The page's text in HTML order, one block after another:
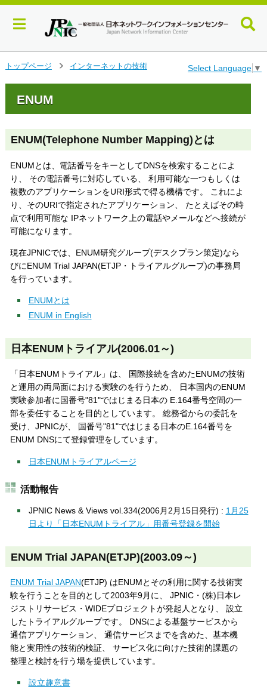
ン
ツ
トップページ
インターネットの技術 Select Language ▼
ENUM
ENUM(Telephone Number Mapping)とは
ENUMとは、電話番号をキーとしてDNSを検索することによ
り、 その電話番号に対応している、 利用可能な一つもしくは
複数のアプリケーションをURI形式で得る機構です。 これによ
り、そのURIで指定されたアプリケーション、 たとえばその時
点で利用可能な IPネットワーク上の電話やメールなどへ接続が
可能になります。
現在JPNICでは、ENUM研究グループ(デスクプラン策定)なら
びにENUM Trial JAPAN(ETJP・トライアルグループ)の事務局
を行っています。
ENUMとは
ENUM in English
日本ENUMトライアル(2006.01～)
「日本ENUMトライアル」は、 国際接続を含めたENUMの技術
と運用の両局面における実験のを行うため、 日本国内のENUM
実験参加者に国番号"81"ではじまる日本の E.164番号空間の一
部を委任することを目的としています。 総務省からの委託を
受け、JPNICが、 国番号"81"ではじまる日本のE.164番号を
ENUM DNSにて登録管理をしています。
日本ENUMトライアルページ
活動報告
JPNIC News & Views vol.334(2006月2月15日発行) : 1月25
日より「日本ENUMトライアル」用番号登録を開始
ENUM Trial JAPAN(ETJP)(2003.09～)
ENUM Trial JAPAN(ETJP) はENUMとその利用に関する技術実
験を行うことを目的として2003年9月に、 JPNIC・(株)日本レ
ジストリサービス・WIDEプロジェクトが発起人となり、 設立
したトライアルグループです。 DNSによる基盤サービスから
通信アプリケーション、 通信サービスまでを含めた、基本機
能と実用性の技術的検証、 サービス化に向けた技術的課題の
整理と検討を行う場を提供しています。
設立趣意書